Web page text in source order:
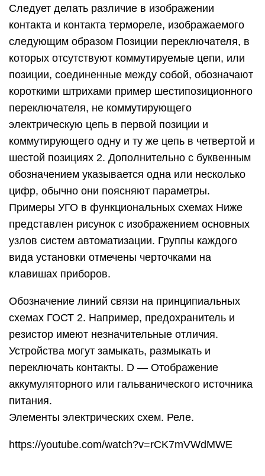
Следует делать различие в изображении
контакта и контакта термореле, изображаемого
следующим образом Позиции переключателя, в
которых отсутствуют коммутируемые цепи, или
позиции, соединенные между собой, обозначают
короткими штрихами пример шестипозиционного
переключателя, не коммутирующего
электрическую цепь в первой позиции и
коммутирующего одну и ту же цепь в четвертой и
шестой позициях 2. Дополнительно с буквенным
обозначением указывается одна или несколько
цифр, обычно они поясняют параметры.
Примеры УГО в функциональных схемах Ниже
представлен рисунок с изображением основных
узлов систем автоматизации. Группы каждого
вида установки отмечены черточками на
клавишах приборов.
Обозначение линий связи на принципиальных
схемах ГОСТ 2. Например, предохранитель и
резистор имеют незначительные отличия.
Устройства могут замыкать, размыкать и
переключать контакты. D — Отображение
аккумуляторного или гальванического источника
питания.
Элементы электрических схем. Реле.
https://youtube.com/watch?v=rCK7mVWdMWE